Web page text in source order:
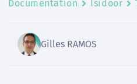
actualités,
Documentation Isidoor
Gilles RAMOS